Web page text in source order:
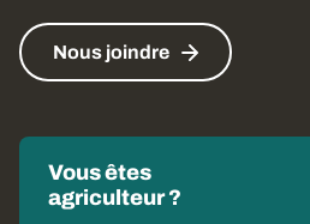
Nous joindre
Vous êtes
agriculteur ?